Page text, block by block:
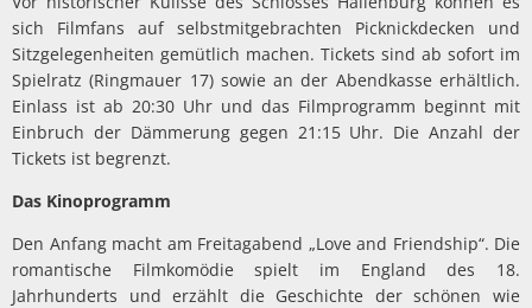
sich Filmfans auf selbstmitgebrachten Picknickdecken und
Sitzgelegenheiten gemütlich machen. Tickets sind ab sofort im
Spielratz (Ringmauer 17) sowie an der Abendkasse erhältlich.
Einlass ist ab 20:30 Uhr und das Filmprogramm beginnt mit
Einbruch der Dämmerung gegen 21:15 Uhr. Die Anzahl der
Tickets ist begrenzt.
Das Kinoprogramm
Den Anfang macht am Freitagabend „Love and Friendship“. Die
romantische Filmkomödie spielt im England des 18.
Jahrhunderts und erzählt die Geschichte der schönen wie